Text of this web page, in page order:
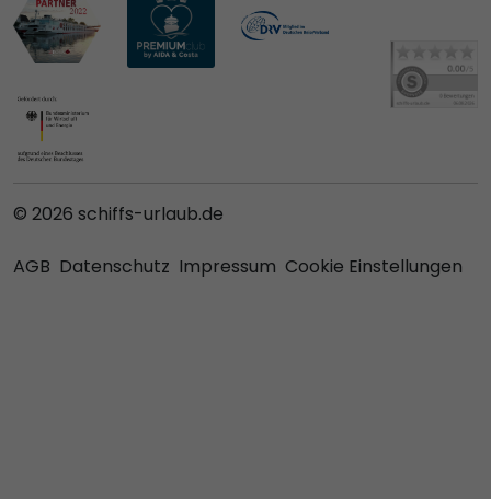
© 2026 schiffs-urlaub.de
AGB Datenschutz Impressum Cookie Einstellungen